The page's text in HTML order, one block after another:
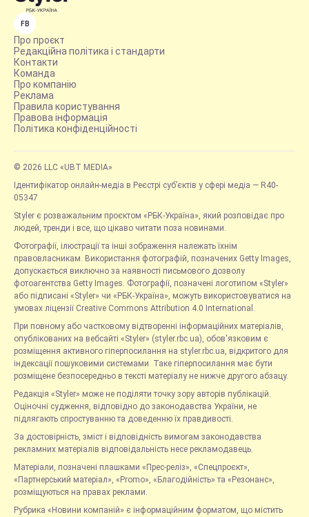
FB
Про проєкт
Редакційна політика і стандарти
Контакти
Команда
Про компанію
Реклама
Правила користування
Правова інформація
Політика конфіденційності
© 2026 LLC «UBT MEDIA»
Ідентифікатор онлайн-медіа в Реєстрі суб’єктів у сфері медіа — R40-
05347
Styler є розважальним проєктом «РБК-Україна», який розповідає про
людей, тренди і все, що цікаво читати поза новинами.
Фотографії, ілюстрації та інші зображення належать їхнім
правовласникам. Використання фотографій, позначених Getty Images,
допускається виключно за наявності письмового дозволу
фотоагентства Getty Images. Фотографії, позначені логотипом «Styler»
або підписані «Styler» чи «РБК-Україна», можуть використовуватися на
умовах ліцензії Creative Commons Attribution 4.0 International.
При повному або частковому відтворенні інформаційних матеріалів,
опублікованих на вебсайті «Styler» (styler.rbc.ua), обов'язковим є
розміщення активного гіперпосилання на styler.rbc.ua, відкритого для
індексації пошуковими системами. Таке гіперпосилання має бути
розміщене безпосередньо в тексті матеріалу не нижче другого абзацу.
Редакція «Styler» може не поділяти точку зору авторів публікацій.
Оціночні судження, відповідно до законодавства України, не
підлягають спростуванню та доведенню їх правдивості.
За достовірність, зміст і відповідність вимогам законодавства
рекламних матеріалів відповідальність несе рекламодавець.
Матеріали, позначені плашками «Прес-реліз», «Спецпроєкт»,
«Партнерський матеріал», «Promo», «Благодійність» та «Резонанс»,
розміщуються на правах реклами.
Рубрика «Новини компаній» є інформаційним форматом, що містить